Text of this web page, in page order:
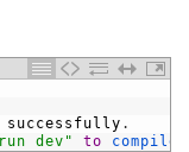
successfully .
dev" to compile